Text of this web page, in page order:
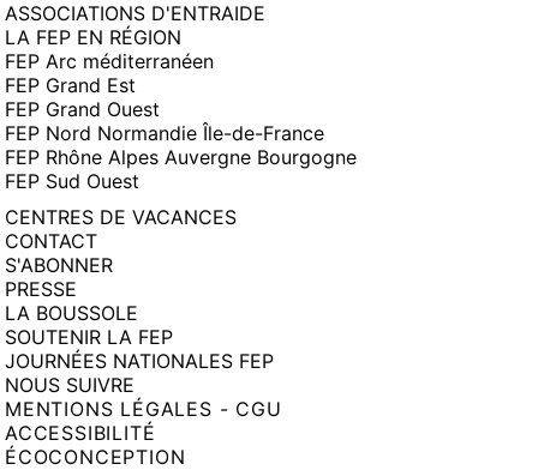
ASSOCIATIONS D'ENTRAIDE
LA FEP EN RÉGION
FEP Arc méditerranéen
FEP Grand Est
FEP Grand Ouest
FEP Nord Normandie Île-de-France
FEP Rhône Alpes Auvergne Bourgogne
FEP Sud Ouest
CENTRES DE VACANCES
CONTACT
S'ABONNER
PRESSE
LA BOUSSOLE
SOUTENIR LA FEP
JOURNÉES NATIONALES FEP
NOUS SUIVRE
MENTIONS LÉGALES - CGU
ACCESSIBILITÉ
ÉCOCONCEPTION